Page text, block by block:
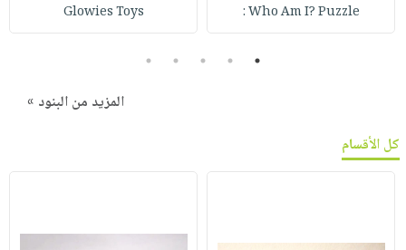
Who Am I? Puzzle :
Glowies Toys
1
2
3
4
5
المزيد من البنود »
كل الأقسام